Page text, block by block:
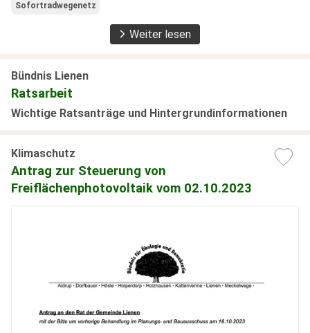
Sofortradwegenetz
Weiter lesen
Bündnis Lienen
Ratsarbeit
Wichtige Ratsanträge und Hintergrundinformationen
Klimaschutz
Antrag zur Steuerung von
Freiflächenphotovoltaik vom 02.10.2023